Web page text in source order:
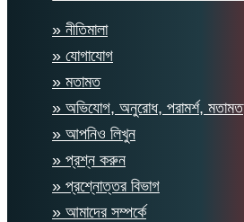
» নীতিমালা
» যোগাযোগ
» মতামত
» অভিযোগ, অনুরোধ, পরামর্শ, মতামত
» আপনিও লিখুন
» প্রশ্ন করুন
» প্রশ্নোত্তর বিভাগ
» আমাদের সম্পর্কে